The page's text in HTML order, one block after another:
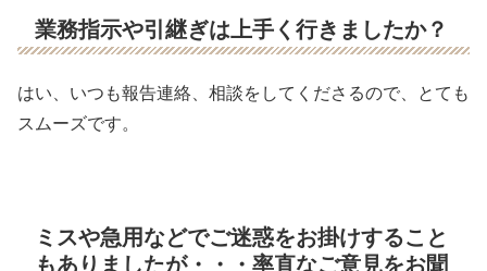
業務指示や引継ぎは上手く行きましたか？
はい、いつも報告連絡、相談をしてくださるので、とても
スムーズです。
ミスや急用などでご迷惑をお掛けすること
もありましたが・・・率直なご意見をお聞